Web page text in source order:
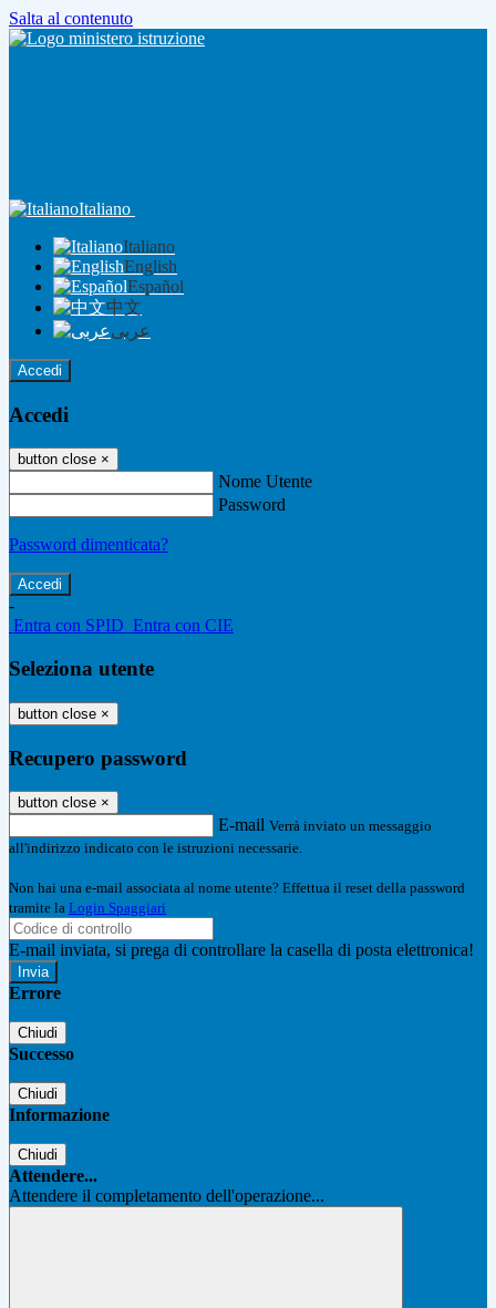
Salta al contenuto
Italiano
Italiano
English
Español
中文
عربى
Accedi
Accedi
button close ×
Nome Utente
Password
Password dimenticata?
-
Entra con SPID Entra con CIE
Seleziona utente
button close ×
Recupero password
button close ×
E-mail Verrà inviato un messaggio
all'indirizzo indicato con le istruzioni necessarie.
Non hai una e-mail associata al nome utente? Effettua il reset della password
tramite la Login Spaggiari
E-mail inviata, si prega di controllare la casella di posta elettronica!
Errore
Chiudi
Successo
Chiudi
Informazione
Chiudi
Attendere...
Attendere il completamento dell'operazione...